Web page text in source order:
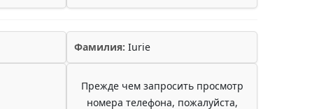
Фамилия: Iurie
Прежде чем запросить просмотр
номера телефона, пожалуйста,